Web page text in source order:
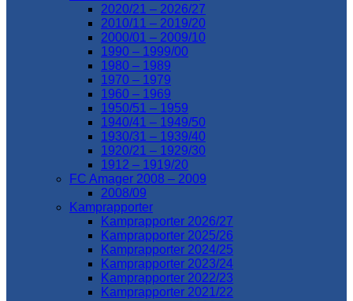
2020/21 – 2026/27
2010/11 – 2019/20
2000/01 – 2009/10
1990 – 1999/00
1980 – 1989
1970 – 1979
1960 – 1969
1950/51 – 1959
1940/41 – 1949/50
1930/31 – 1939/40
1920/21 – 1929/30
1912 – 1919/20
FC Amager 2008 – 2009
2008/09
Kamprapporter
Kamprapporter 2026/27
Kamprapporter 2025/26
Kamprapporter 2024/25
Kamprapporter 2023/24
Kamprapporter 2022/23
Kamprapporter 2021/22